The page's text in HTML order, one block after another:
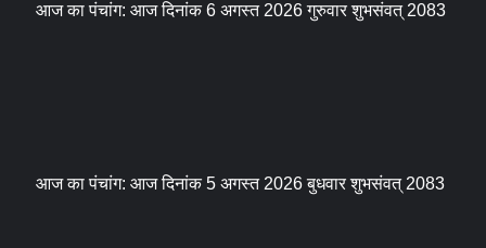
आज का पंचांग: आज दिनांक 6 अगस्त 2026 गुरुवार शुभसंवत् 2083
आज का पंचांग: आज दिनांक 5 अगस्त 2026 बुधवार शुभसंवत् 2083